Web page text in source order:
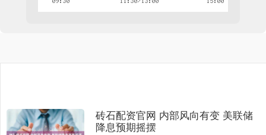
砖石配资官网 内部风向有变 美联储
降息预期摇摆